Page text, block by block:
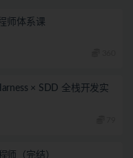
师体系课
× SDD 全栈开发实
师（完结）